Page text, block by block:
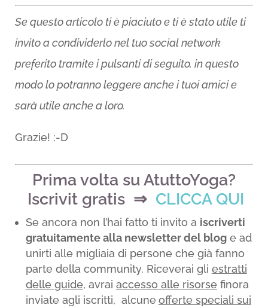
Se questo articolo ti è piaciuto e ti è stato utile ti
invito a condividerlo nel tuo social network
preferito tramite i pulsanti di seguito, in questo
modo lo potranno leggere anche i tuoi amici e
sarà utile anche a loro.
Grazie! :-D
Prima volta su AtuttoYoga?
Iscrivit gratis ⇒ CLICCA QUI
Se ancora non l’hai fatto ti invito a iscriverti
gratuitamente alla newsletter del bloge ad
unirti alle migliaia di persone che già fanno
parte della community. Riceverai gli estratti
delle guide, avrai accesso alle risorse finora
inviate agli iscritti, alcune offerte speciali sui